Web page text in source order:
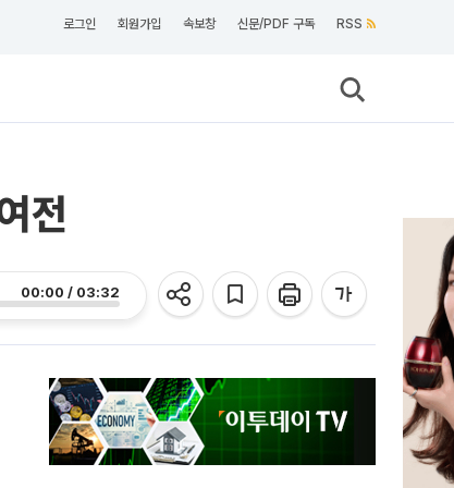
로그인 회원가입 속보창 신문/PDF 구독 RSS
전
00:00 / 03:32